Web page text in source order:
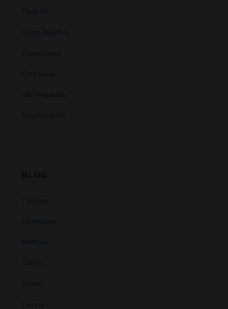
Open Mic
Grupo deportivo
Exposiciones
Obra social
Uso terapéutico
Regulación YA
Políticas
Dispensario
Medicina
Cultivo
Clubes
Ciencia